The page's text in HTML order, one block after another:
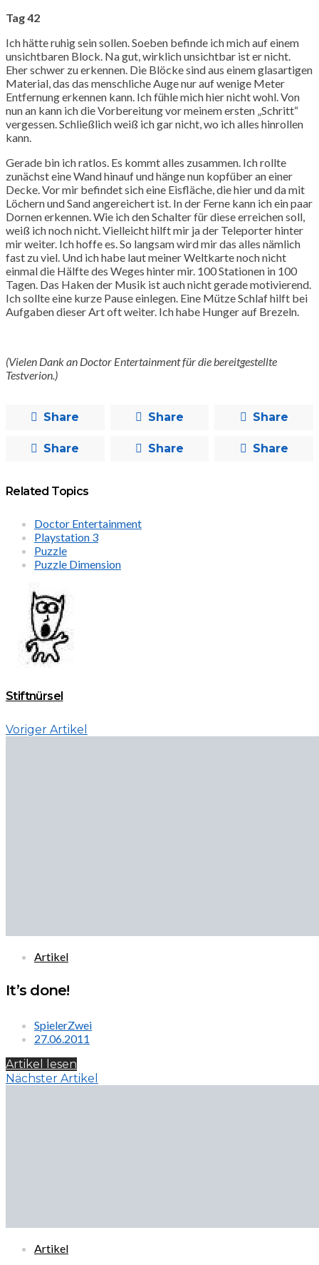
Tag 42
Ich hätte ruhig sein sollen. Soeben befinde ich mich auf einem
unsichtbaren Block. Na gut, wirklich unsichtbar ist er nicht.
Eher schwer zu erkennen. Die Blöcke sind aus einem glasartigen
Material, das das menschliche Auge nur auf wenige Meter
Entfernung erkennen kann. Ich fühle mich hier nicht wohl. Von
nun an kann ich die Vorbereitung vor meinem ersten „Schritt“
vergessen. Schließlich weiß ich gar nicht, wo ich alles hinrollen
kann.
Gerade bin ich ratlos. Es kommt alles zusammen. Ich rollte
zunächst eine Wand hinauf und hänge nun kopfüber an einer
Decke. Vor mir befindet sich eine Eisfläche, die hier und da mit
Löchern und Sand angereichert ist. In der Ferne kann ich ein paar
Dornen erkennen. Wie ich den Schalter für diese erreichen soll,
weiß ich noch nicht. Vielleicht hilft mir ja der Teleporter hinter
mir weiter. Ich hoffe es. So langsam wird mir das alles nämlich
fast zu viel. Und ich habe laut meiner Weltkarte noch nicht
einmal die Hälfte des Weges hinter mir. 100 Stationen in 100
Tagen. Das Haken der Musik ist auch nicht gerade motivierend.
Ich sollte eine kurze Pause einlegen. Eine Mütze Schlaf hilft bei
Aufgaben dieser Art oft weiter. Ich habe Hunger auf Brezeln.
(Vielen Dank an Doctor Entertainment für die bereitgestellte
Testverion.)
Share Share Share
Share Share Share
Related Topics
Doctor Entertainment
Playstation 3
Puzzle
Puzzle Dimension
Stiftnürsel
Voriger Artikel
Artikel
It’s done!
SpielerZwei
27.06.2011
Artikel lesen
Nächster Artikel
Artikel